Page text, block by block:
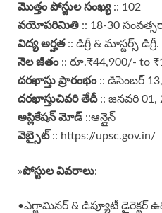
మొత్తం పోస్టుల సంఖ్య:: 102
వయోపరిమితి :: 18-30
విద్య అర్హత:: డిగ్రీ & మాస్టర్స్ డిగ్రీ.
నెల జీతం:: రూ.₹44,900/- to
దరఖాస్తు ప్రారంభం :: డిసెంబర్
దరఖాస్తుచివరి తేదీ :: జనవరి 01,
అప్లికేషన్ మోడ్ ::ఆన్లైన్
వెబ్సైట్:: https://upsc.gov.in/
»పోస్టుల వివరాలు:
•ఎగ్జామినర్ & డిప్యూటీ